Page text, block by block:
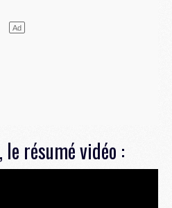
le résumé vidéo :